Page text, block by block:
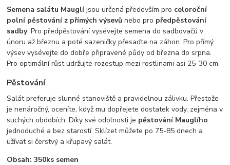
Semena salátu Mauglíjsou určená především pro celoroční
polní pěstování z přímých výsevů nebo pro předpěstování
sadby. Pro předpěstování vysévejte semena do sadbovačů v
únoru až březnu a poté sazeničky přesaďte na záhon. Pro přímý
výsev vysévejte do dobře připravené půdy od března do srpna.
Pro optimální růst udržujte rozestup mezi rostlinami asi 25-30 cm.
Pěstování
Salát preferuje slunné stanoviště a pravidelnou zálivku. Přestože
je nenáročný, oceníte, když mu dopřejete dostatek vody, zejména v
suchých obdobích. Díky své odolnosti je pěstování Mauglího
jednoduché a bez starostí. Sklízet můžete po 75-85 dnech a
užívat si čerstvý a křupavý salát.
Obsah: 350ks semen